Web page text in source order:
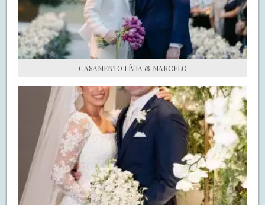
FALE COM O SAY I DO
CASAMENTO LÍVIA & MARCELO